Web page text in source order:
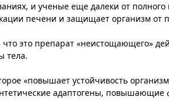
и ученые еще далеки от
печени и защищает организм от
это препарат «неистощающего»
тела.
«повышает устойчивость
адаптогены, повышающие